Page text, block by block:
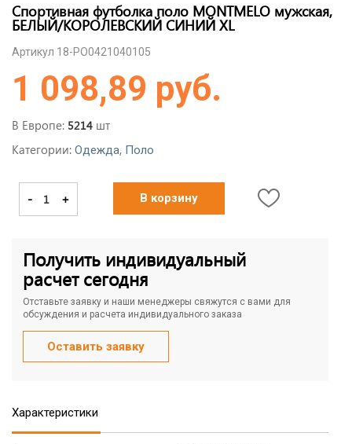
Спортивная футболка поло MONTMELO мужская,
БЕЛЫЙ/КОРОЛЕВСКИЙ СИНИЙ XL
Артикул 18-PO0421040105
1 098,89 руб.
В Европе: 5214 шт
Категории: Одежда, Поло
- + В корзину
Получить индивидуальный
расчет сегодня
Отставьте заявку и наши менеджеры свяжутся с вами для
обсуждения и расчета индивидуального заказа
Оставить заявку
Характеристики